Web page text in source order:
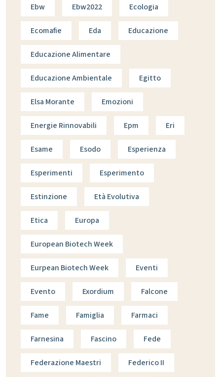
Ebw Ebw2022 Ecologia
Ecomafie Eda Educazione
Educazione Alimentare
Educazione Ambientale Egitto
Elsa Morante Emozioni
Energie Rinnovabili Epm Eri
Esame Esodo Esperienza
Esperimenti Esperimento
Estinzione Età Evolutiva
Etica Europa
European Biotech Week
Eurpean Biotech Week Eventi
Evento Exordium Falcone
Fame Famiglia Farmaci
Farnesina Fascino Fede
Federazione Maestri Federico II